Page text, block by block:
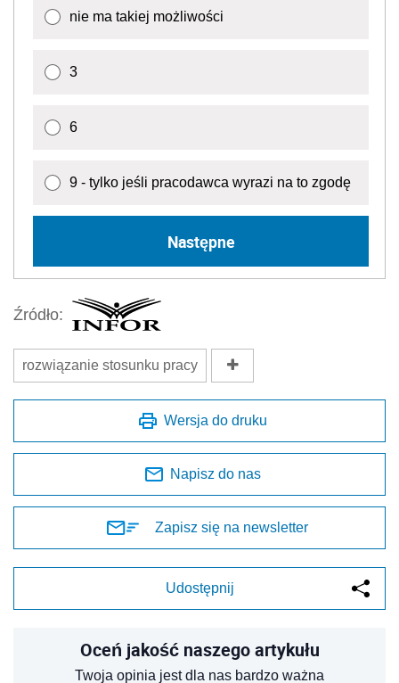
nie ma takiej możliwości
3
6
9 - tylko jeśli pracodawca wyrazi na to zgodę
Następne
Źródło:
rozwiązanie stosunku pracy
Wersja do druku
Napisz do nas
Zapisz się na newsletter
Udostępnij
Oceń jakość naszego artykułu
Twoja opinia jest dla nas bardzo ważna